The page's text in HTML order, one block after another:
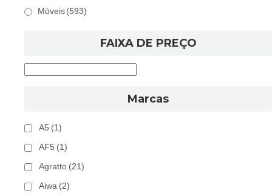
Móveis (593)
FAIXA DE PREÇO
Marcas
A5 (1)
AF5 (1)
Agratto (21)
Aiwa (2)